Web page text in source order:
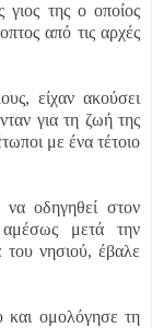
της ο οποίος
από τις αρχές
είχαν ακούσει
για τη ζωή της
με ένα τέτοιο
οδηγηθεί στον
μετά την
νησιού, έβαλε
ομολόγησε τη